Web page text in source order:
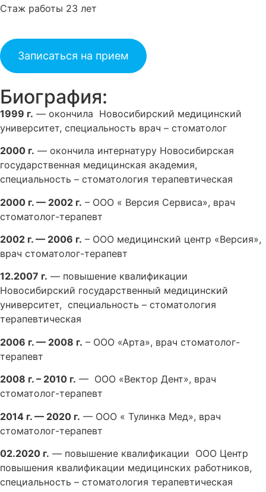
Стаж работы 23 лет
Записаться на прием
Биография:
1999 г. — окончила Новосибирский медицинский
университет, специальность врач – стоматолог
2000 г. — окончила интернатуру Новосибирская
государственная медицинская академия,
специальность – стоматология терапевтическая
2000 г. — 2002 г. – ООО « Версия Сервиса», врач
стоматолог-терапевт
2002 г. — 2006 г. – ООО медицинский центр «Версия»,
врач стоматолог-терапевт
12.2007 г. — повышение квалификации
Новосибирский государственный медицинский
университет, специальность – стоматология
терапевтическая
2006 г. — 2008 г. – ООО «Арта», врач стоматолог-
терапевт
2008 г. – 2010 г. — ООО «Вектор Дент», врач
стоматолог-терапевт
2014 г. — 2020 г. — ООО « Тулинка Мед», врач
стоматолог-терапевт
02.2020 г. — повышение квалификации ООО Центр
повышения квалификации медицинских работников,
специальность – стоматология терапевтическая